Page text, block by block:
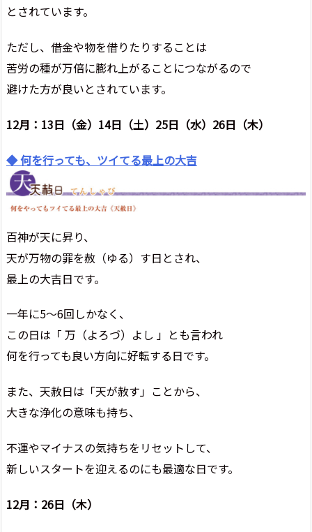
とされています。
ただし、借金や物を借りたりすることは
苦労の種が万倍に膨れ上がることにつながるので
避けた方が良いとされています。
12月：13日（金）14日（土）25日（水）26日（木）
◆ 何を行っても、ツイてる最上の大吉
百神が天に昇り、
天が万物の罪を赦（ゆる）す日とされ、
最上の大吉日です。
一年に5～6回しかなく、
この日は「 万（よろづ）よし 」とも言われ
何を行っても良い方向に好転する日です。
また、天赦日は「天が赦す」ことから、
大きな浄化の意味も持ち、
不運やマイナスの気持ちをリセットして、
新しいスタートを迎えるのにも最適な日です。
12月：26日（木）